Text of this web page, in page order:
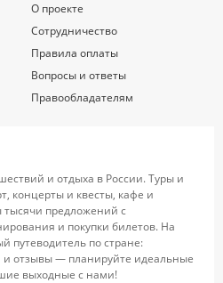
О проекте
Сотрудничество
Правила оплаты
Вопросы и ответы
Правообладателям
и отдыха в России. Туры и
концерты и квесты, кафе и
тысячи предложений с
и покупки билетов. На
путеводитель по стране:
и отзывы — планируйте идеальные
выходные с нами!